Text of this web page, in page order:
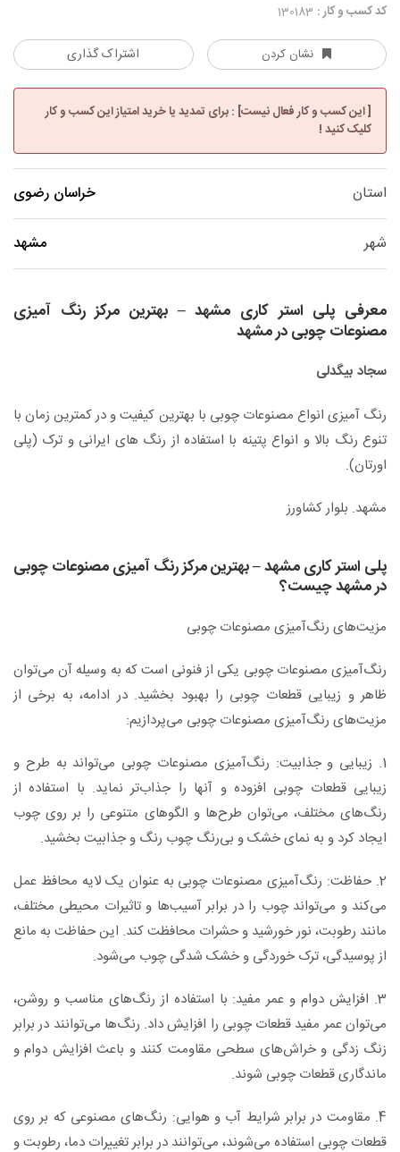
کد کسب و کار :
نشان کردن اشتراک گذاری
[ این کسب و کار فعال نیست] : برای تمدید یا خرید امتیاز این کسب و کار
کلیک کنید !
استان خراسان رضوی
شهر مشهد
معرفی پلی استر کاری مشهد – بهترین مرکز رنگ آمیزی
مصنوعات چوبی در مشهد
سجاد بیگدلی
رنگ آمیزی انواع مصنوعات چوبی با بهترین کیفیت و در کمترین زمان با
تنوع رنگ بالا و انواع پتینه با استفاده از رنگ های ایرانی و ترک (پلی
اورتان).
مشهد. بلوار کشاورز
پلی استر کاری مشهد – بهترین مرکز رنگ آمیزی مصنوعات چوبی
در مشهد چیست؟
مزیت‌های رنگ‌آمیزی مصنوعات چوبی
رنگ‌آمیزی مصنوعات چوبی یکی از فنونی است که به وسیله آن می‌توان
ظاهر و زیبایی قطعات چوبی را بهبود بخشید. در ادامه، به برخی از
مزیت‌های رنگ‌آمیزی مصنوعات چوبی می‌پردازیم:
1. زیبایی و جذابیت: رنگ‌آمیزی مصنوعات چوبی می‌تواند به طرح و
زیبایی قطعات چوبی افزوده و آنها را جذاب‌تر نماید. با استفاده از
رنگ‌های مختلف، می‌توان طرح‌ها و الگوهای متنوعی را بر روی چوب
ایجاد کرد و به نمای خشک و بی‌رنگ چوب رنگ و جذابیت بخشید.
2. حفاظت: رنگ‌آمیزی مصنوعات چوبی به عنوان یک لایه محافظ عمل
می‌کند و می‌تواند چوب را در برابر آسیب‌ها و تاثیرات محیطی مختلف،
مانند رطوبت، نور خورشید و حشرات محافظت کند. این حفاظت به مانع
از پوسیدگی، ترک خوردگی و خشک شدگی چوب می‌شود.
3. افزایش دوام و عمر مفید: با استفاده از رنگ‌های مناسب و روشن،
می‌توان عمر مفید قطعات چوبی را افزایش داد. رنگ‌ها می‌توانند در برابر
زنگ زدگی و خراش‌های سطحی مقاومت کنند و باعث افزایش دوام و
ماندگاری قطعات چوبی شوند.
4. مقاومت در برابر شرایط آب و هوایی: رنگ‌های مصنوعی که بر روی
قطعات چوبی استفاده می‌شوند، می‌توانند در برابر تغییرات دما، رطوبت و